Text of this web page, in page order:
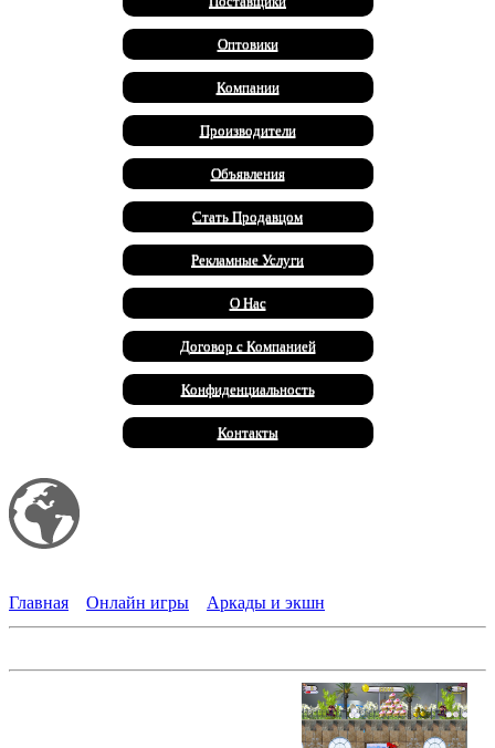
Оптовики
Компании
Производители
Объявления
Стать Продавцом
Рекламные Услуги
О Нас
Договор с Компанией
Конфиденциальность
Контакты
Главная
Онлайн игры Аркады и экшн